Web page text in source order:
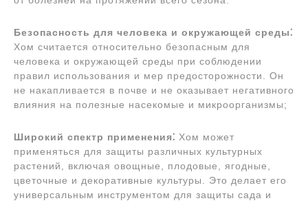
Безопасность для человека и окружающей среды⁚
Хом считается относительно безопасным для
человека и окружающей среды при соблюдении
правил использования и мер предосторожности. Он
не накапливается в почве и не оказывает негативного
влияния на полезные насекомые и микроорганизмы;
Широкий спектр применения⁚ Хом может
применяться для защиты различных культурных
растений, включая овощные, плодовые, ягодные,
цветочные и декоративные культуры. Это делает его
универсальным инструментом для защиты сада и